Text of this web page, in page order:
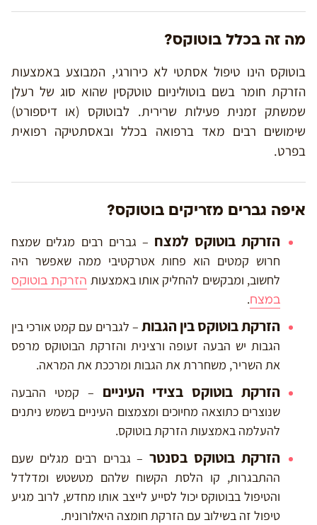
מה זה בכלל בוטוקס?
בוטוקס הינו טיפול אסתטי לא כירורגי, המבוצע באמצעות
הזרקת חומר בשם בוטוליניום טוטקסין שהוא סוג של רעלן
שמשתק זמנית פעילות שרירית. לבוטוקס (או דיספורט)
שימושים רבים מאד ברפואה בכלל ובאסתטיקה רפואית
בפרט.
איפה גברים מזריקים בוטוקס?
הזרקת בוטוקס למצח – גברים רבים מגלים שמצח
חרוש קמטים הוא פחות אטרקטיבי ממה שאפשר היה
לחשוב, ומבקשים להחליק אותו באמצעות הזרקת בוטוקס
במצח.
הזרקת בוטוקס בין הגבות – לגברים עם קמט אורכי בין
הגבות יש הבעה זעופה ורצינית והזרקת הבוטוקס מרפס
את השריר, משחררת את הגבות ומרככת את המראה.
הזרקת בוטוקס בצידי העיניים – קמטי ההבעה
שנוצרים כתוצאה מחיוכים ומצמצום העיניים בשמש ניתנים
להעלמה באמצעות הזרקת בוטוקס.
הזרקת בוטוקס בסנטר– גברים רבים מגלים שעם
ההתבגרות, קו הלסת הקשוח שלהם מטשטש ומדלדל
והטיפול בבוטוקס יכול לסייע לייצב אותו מחדש, לרוב מגיע
טיפול זה בשילוב עם הזרקת חומצה היאלורונית.